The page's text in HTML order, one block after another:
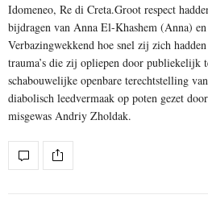
Idomeneo, Re di Creta.Groot respect
bijdragen van Anna El-Khashem (Anna)
Verbazingwekkend hoe snel zij zich
trauma’s die zij opliepen door publiekelijk
schabouwelijke openbare terechtstelling
diabolisch leedvermaak op poten gezet
misgewas Andriy Zholdak.